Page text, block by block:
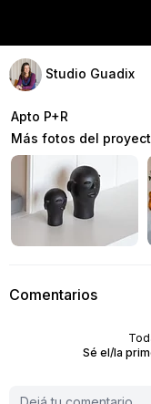
Studio Guadix
Apto P+R
Más fotos del
Comentarios
Sé el/la